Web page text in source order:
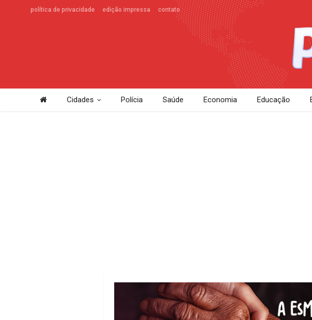
política de privacidade edição impressa contato
Cidades Polícia Saúde Economia Educação